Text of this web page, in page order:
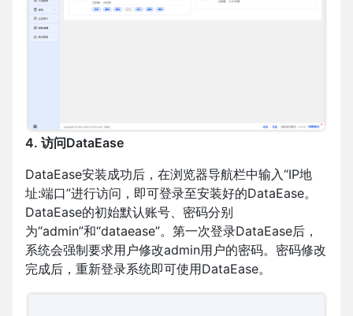
4. 访问DataEase
DataEase安装成功后，在浏览器导航栏中输入“IP地
址:端口”进行访问，即可登录至安装好的DataEase。
DataEase的初始默认账号、密码分别
为“admin”和“dataease”。第一次登录DataEase后，
系统会强制要求用户修改admin用户的密码。密码修改
完成后，重新登录系统即可使用DataEase。